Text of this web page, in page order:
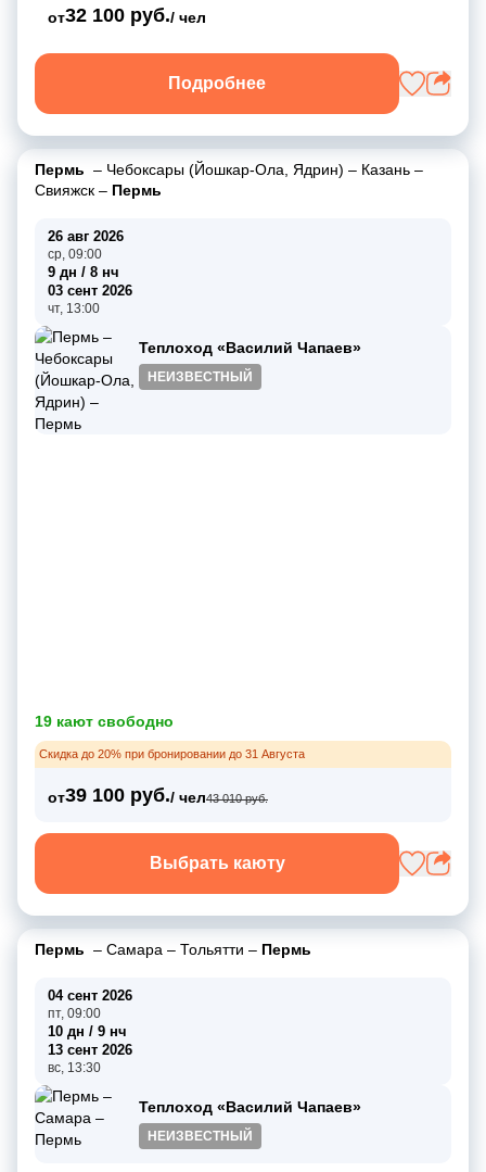
от32 100 руб./ чел
Подробнее
Пермь – Чебоксары (Йошкар-Ола, Ядрин) – Казань –
Свияжск – Пермь
26 авг 2026
ср, 09:00
9 дн / 8 нч
03 сент 2026
чт, 13:00
Теплоход «Василий Чапаев»
НЕИЗВЕСТНЫЙ
19 кают свободно
Скидка до 20% при бронировании до 31 Августа
от39 100 руб./ чел43 010 руб.
Выбрать каюту
Пермь – Самара – Тольятти – Пермь
04 сент 2026
пт, 09:00
10 дн / 9 нч
13 сент 2026
вс, 13:30
Теплоход «Василий Чапаев»
НЕИЗВЕСТНЫЙ